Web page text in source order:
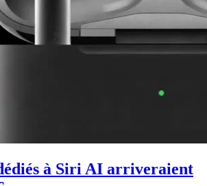
à Siri AI arriveraient